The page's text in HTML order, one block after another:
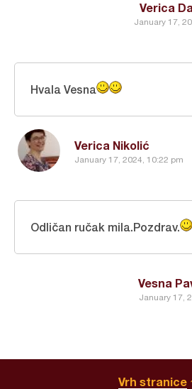
Verica
January 17,
Verica Nikolić
January 17, 2024, 10:22 pm
Hvala Vesna
Vesna
January 17,
Odličan ručak mila.Pozdrav.
Vrh stranice